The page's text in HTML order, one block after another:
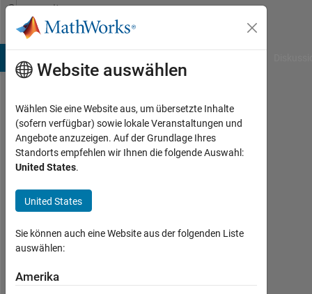
Weiter zum Inhalt
Community
Profile
Yoshifumi
Harada
Last
etwa 2
Monate
vor
seit
2018
Website auswählen
Wählen Sie eine Website aus, um übersetzte Inhalte
(sofern verfügbar) sowie lokale Veranstaltungen und
Angebote anzuzeigen. Auf der Grundlage Ihres
Standorts empfehlen wir Ihnen die folgende Auswahl:
United States.
United States
Sie können auch eine Website aus der folgenden Liste
auswählen:
Amerika